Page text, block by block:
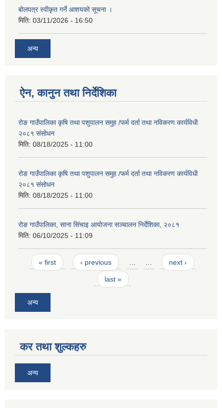
बोलपत्र स्वीकृत गर्ने आशयको सूचना ।
मिति: 03/11/2026 - 16:50
अन्य
ऐन, कानुन तथा निर्देशिका
रोङ गाउँपालिका कृषि तथा पशुपालन समुह /फर्म दर्ता तथा नविकरण कार्यविधी
२०८१ संसोधन
मिति: 08/18/2025 - 11:00
रोङ गाउँपालिका कृषि तथा पशुपालन समुह /फर्म दर्ता तथा नविकरण कार्यविधी
२०८१ संसोधन
मिति: 08/18/2025 - 11:00
रोङ गाउँपालिका, साना सिंचाइ आयोजना सञ्चालन निर्देशिका, २०८१
मिति: 06/10/2025 - 11:09
Pages
« first ‹ previous … … next ›
last »
अन्य
कर तथा शुल्कहरु
अन्य